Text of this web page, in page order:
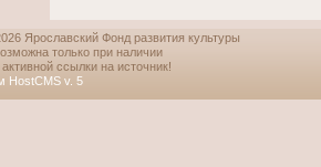
Ярославский Фонд развития культуры
только при наличии
ссылки на источник!
HostCMS v. 5